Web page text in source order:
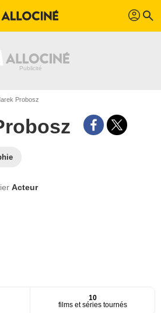
profil search
Probosz
Acteur
10
films et séries tournés